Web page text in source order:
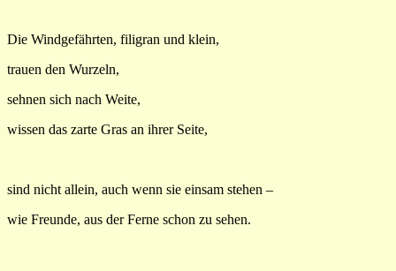
Die Windgefährten, filigran und klein,
trauen den Wurzeln,
sehnen sich nach Weite,
wissen das zarte Gras an ihrer Seite,
sind nicht allein, auch wenn sie einsam stehen –
wie Freunde, aus der Ferne schon zu sehen.